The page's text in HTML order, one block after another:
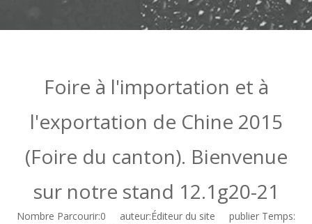
Foire à l'importation et à
l'exportation de Chine 2015
(Foire du canton). Bienvenue
sur notre stand 12.1g20-21
Nombre Parcourir:0 auteur:Éditeur du site publier Temps: